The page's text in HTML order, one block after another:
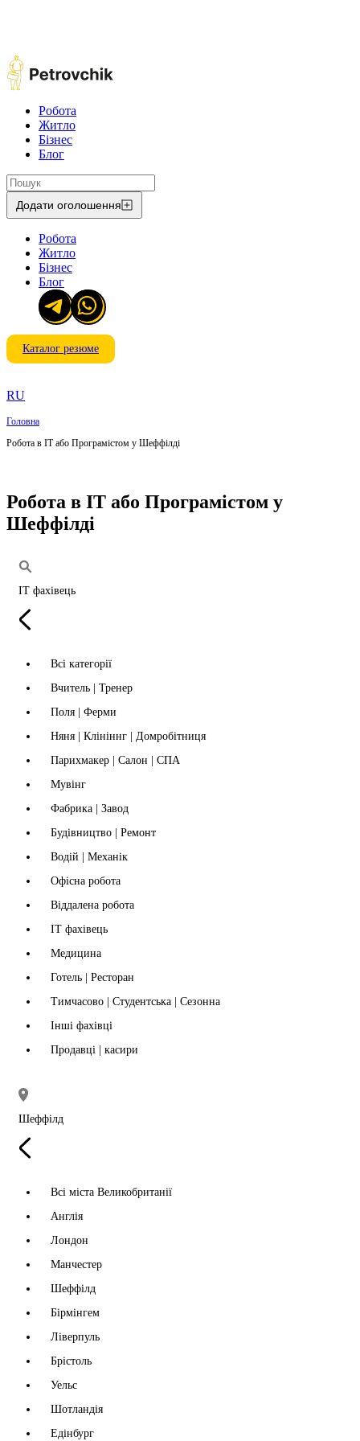
Робота
Житло
Бізнес
Блог
Додати оголошення
Робота
Житло
Бізнес
Блог
Каталог резюме
RU
Головна
Робота в IT або Програмістом у Шеффілді
Робота в IT або Програмістом у
Шеффілді
IT фахівець
Всі категорії
Вчитель | Тренер
Поля | Ферми
Няня | Клініннг | Домробітниця
Парихмакер | Салон | СПА
Мувінг
Фабрика | Завод
Будівництво | Ремонт
Водій | Механік
Офісна робота
Віддалена робота
IT фахівець
Медицина
Готель | Ресторан
Тимчасово | Студентська | Сезонна
Інші фахівці
Продавці | касири
Шеффілд
Всі міста Великобританії
Англія
Лондон
Манчестер
Шеффілд
Бірмінгем
Ліверпуль
Брістоль
Уельс
Шотландія
Едінбург